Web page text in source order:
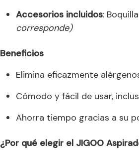
Accesorios incluidos:
corresponde)
Beneficios
Elimina eficazmente
Cómodo y fácil de usar,
Ahorra tiempo gracias a su
¿Por qué elegir el JIGOO